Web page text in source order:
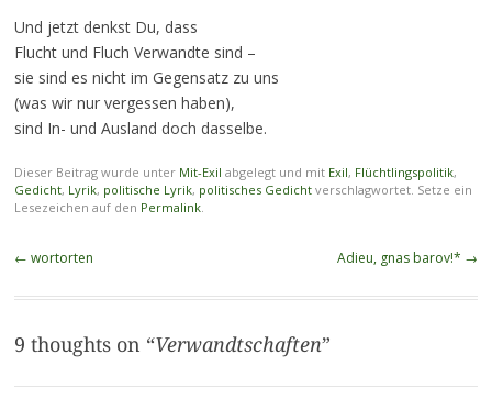
Und jetzt denkst Du, dass
Flucht und Fluch Verwandte sind –
sie sind es nicht im Gegensatz zu uns
(was wir nur vergessen haben),
sind In- und Ausland doch dasselbe.
Dieser Beitrag wurde unter Mit-Exil abgelegt und mit Exil, Flüchtlingspolitik,
Gedicht, Lyrik, politische Lyrik, politisches Gedichtverschlagwortet. Setze ein
Lesezeichen auf den Permalink.
Beitragsnavigation
← wortorten Adieu, gnas barov!* →
9 thoughts on “Verwandtschaften”